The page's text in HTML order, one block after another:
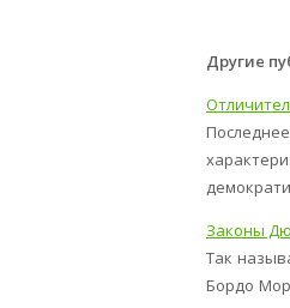
Другие
Законы
Так
Бордо